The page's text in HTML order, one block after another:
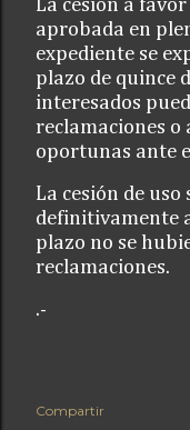
La cesión a
aprobada en
expediente se
plazo de quince
interesados
reclamaciones o
oportunas ante
La cesión de uso
definitivamente
plazo no se
reclamaciones.
.-
Compartir